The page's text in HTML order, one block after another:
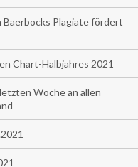
Plagiate fördert
Chart-Halbjahres 2021
Woche an allen